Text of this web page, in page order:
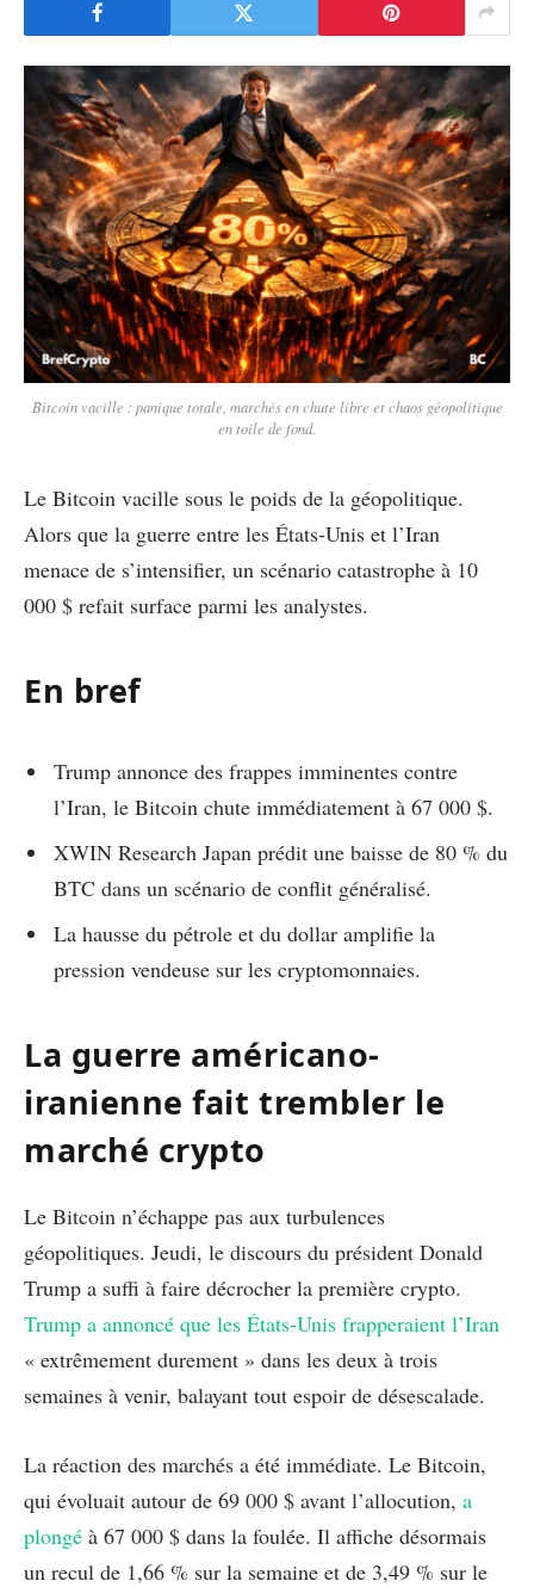
Bitcoin vacille : panique totale, marchés en chute libre et chaos géopolitique
en toile de fond.
Le Bitcoin vacille sous le poids de la géopolitique.
Alors que la guerre entre les États-Unis et l’Iran
menace de s’intensifier, un scénario catastrophe à 10
000 $ refait surface parmi les analystes.
En bref
Trump annonce des frappes imminentes contre
l’Iran, le Bitcoin chute immédiatement à 67 000 $.
XWIN Research Japan prédit une baisse de 80 % du
BTC dans un scénario de conflit généralisé.
La hausse du pétrole et du dollar amplifie la
pression vendeuse sur les cryptomonnaies.
La guerre américano-
iranienne fait trembler le
marché crypto
Le Bitcoin n’échappe pas aux turbulences
géopolitiques. Jeudi, le discours du président Donald
Trump a suffi à faire décrocher la première crypto.
Trump a annoncé que les États-Unis frapperaient l’Iran
« extrêmement durement » dans les deux à trois
semaines à venir, balayant tout espoir de désescalade.
La réaction des marchés a été immédiate. Le Bitcoin,
qui évoluait autour de 69 000 $ avant l’allocution, a
plongé à 67 000 $ dans la foulée. Il affiche désormais
un recul de 1,66 % sur la semaine et de 3,49 % sur le